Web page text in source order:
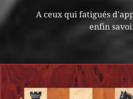
A ceux qui fatigués
enfin